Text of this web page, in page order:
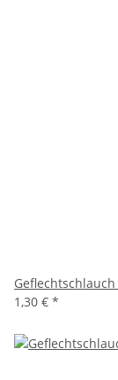
1,30 € *